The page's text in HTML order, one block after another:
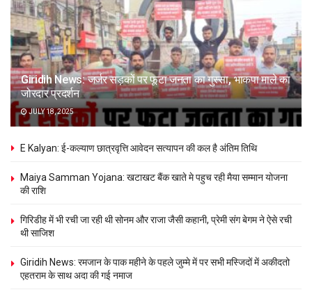
Giridih News: जर्जर सड़कों पर फूटा जनता का गुस्सा, भाकपा माले का
जोरदार प्रदर्शन
JULY 18, 2025
E Kalyan: ई-कल्याण छात्रवृत्ति आवेदन सत्यापन की कल है अंतिम तिथि
Maiya Samman Yojana: खटाखट बैंक खाते मे पहुच रही मैया सम्मान योजना
की राशि
गिरिडीह में भी रची जा रही थी सोनम और राजा जैसी कहानी, प्रेमी संग बेगम ने ऐसे रची
थी साजिश
Giridih News: रमजान के पाक महीने के पहले जुम्मे में पर सभी मस्जिदों में अकीदतो
एहतराम के साथ अदा की गई नमाज